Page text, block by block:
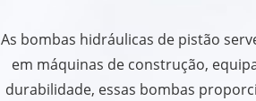
As bombas hidráulicas de pistão
em máquinas de construção,
durabilidade, essas bombas